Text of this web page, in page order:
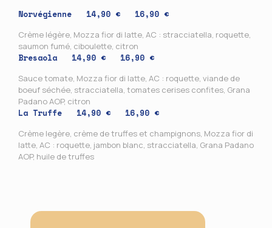
Norvégienne 14,90 € 16,90 €
Crème légère, Mozza fior di latte, AC : stracciatella, roquette,
saumon fumé, ciboulette, citron
Bresaola 14,90 € 16,90 €
Sauce tomate, Mozza fior di latte, AC : roquette, viande de
boeuf séchée, stracciatella, tomates cerises confites, Grana
Padano AOP, citron
La Truffe 14,90 € 16,90 €
Crème legère, crème de truffes et champignons, Mozza fior di
latte, AC : roquette, jambon blanc, stracciatella, Grana Padano
AOP, huile de truffes